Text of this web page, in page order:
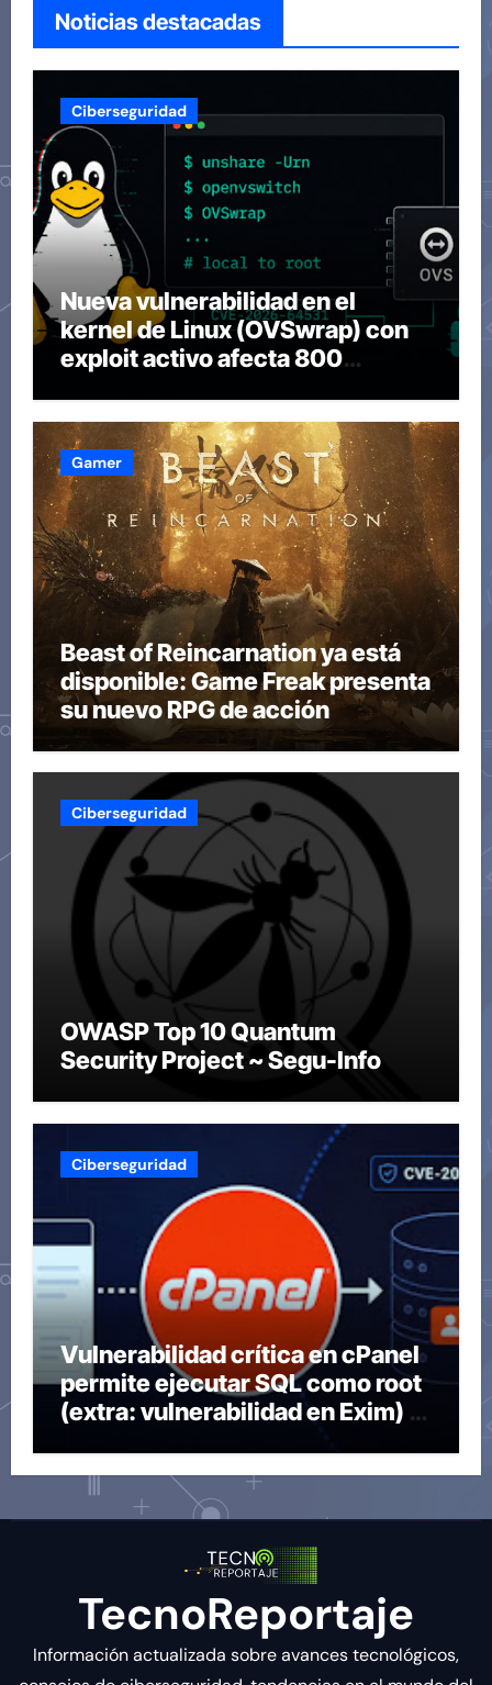
Noticias destacadas
Ciberseguridad
Nueva vulnerabilidad en el
kernel de Linux (OVSwrap) con
exploit activo afecta 800
Gamer
Beast of Reincarnation ya está
disponible: Game Freak presenta
su nuevo RPG de acción
Ciberseguridad
OWASP Top 10 Quantum
Security Project ~ Segu-Info
Ciberseguridad
Vulnerabilidad crítica en cPanel
permite ejecutar SQL como root
(extra: vulnerabilidad en Exim) ~
TecnoReportaje
Información actualizada sobre avances tecnológicos,